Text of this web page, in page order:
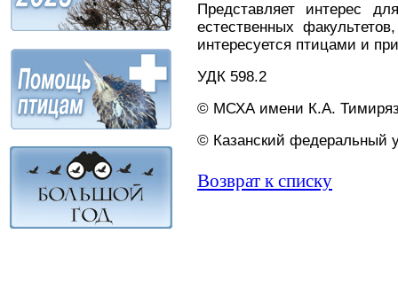
Представляет интерес
естественных
интересуется птицами и
УДК 598.2
© МСХА имени К.А.
© Казанский федеральный
Возврат к списку